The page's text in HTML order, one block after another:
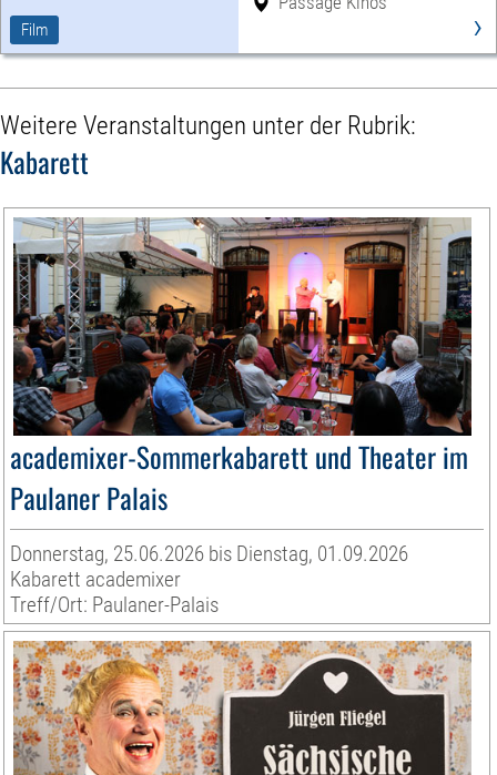
Film ›
Weitere Veranstaltungen unter der Rubrik:
Kabarett
academixer-Sommerkabarett und Theater im
Paulaner Palais
Donnerstag, 25.06.2026 bis Dienstag, 01.09.2026
Kabarett academixer
Treff/Ort: Paulaner-Palais